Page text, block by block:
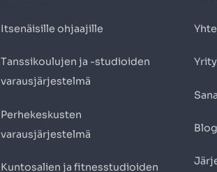
Itsenäisille ohjaajille
Tanssikoulujen ja -studioiden
varausjärjestelmä
Perhekeskusten
varausjärjestelmä
Kuntosalien ja fitnesstudioiden